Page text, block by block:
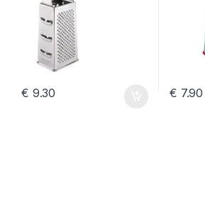
€ 9.30 € 7.90